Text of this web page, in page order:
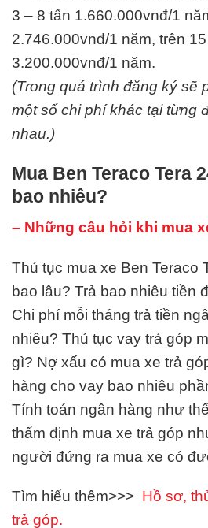
3 – 8 tấn 1.660.000vnđ/1
2.746.000vnđ/1 năm, trên
3.200.000vnđ/1 năm.
(Trong quá trình đăng ký sẽ
một số chi phí khác tại từng
nhau.)
Mua Ben Teraco Tera
bao nhiêu?
– Những câu hỏi khi mua
Thủ tục mua xe Ben Teraco
bao lâu? Trả bao nhiêu tiền
Chi phí mỗi tháng trả tiền
nhiêu? Thủ tục vay trả góp
gì? Nợ xấu có mua xe trả
hàng cho vay bao nhiêu
Tính toán ngân hàng như
thẩm định mua xe trả góp
người đứng ra mua xe có
Tìm hiểu thêm>>> Hồ sơ,
trả góp.